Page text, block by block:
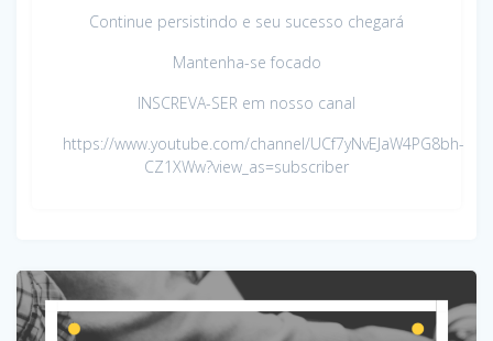
Continue persistindo e seu sucesso chegará
Mantenha-se focado
INSCREVA-SER em nosso canal
https://www.youtube.com/channel/UCf7yNvEJaW4PG8bh-
CZ1XWw?view_as=subscriber